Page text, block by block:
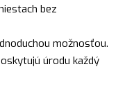
bez
možnosťou.
úrodu každý